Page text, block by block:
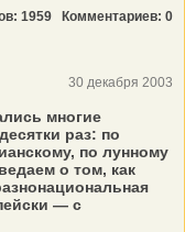
1959 Комментариев: 0
30 декабря 2003
многие
раз: по
по лунному
о том, как
— с